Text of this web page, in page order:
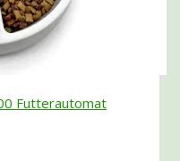
Futterautomat